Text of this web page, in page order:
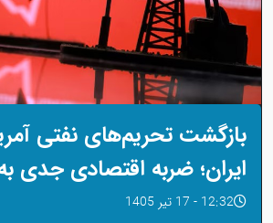
بازگشت تحریم‌های نفتی
ایران؛ ضربه اقتصادی جدی
12:32 - 17 تیر 1405